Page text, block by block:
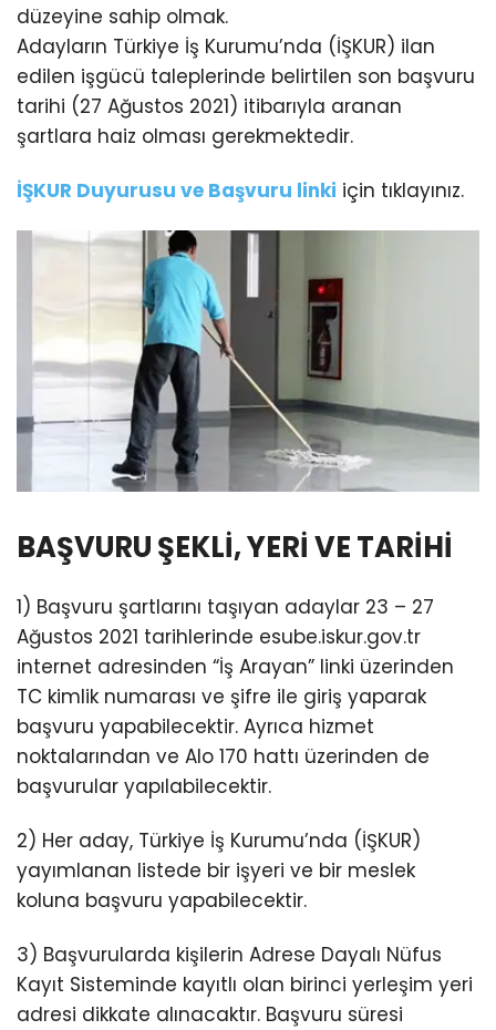
düzeyine sahip olmak.
Adayların Türkiye İş Kurumu’nda (İŞKUR) ilan
edilen işgücü taleplerinde belirtilen son başvuru
tarihi (27 Ağustos 2021) itibarıyla aranan
şartlara haiz olması gerekmektedir.
İŞKUR Duyurusu ve Başvuru linki için tıklayınız.
BAŞVURU ŞEKLİ, YERİ VE TARİHİ
1) Başvuru şartlarını taşıyan adaylar 23 – 27
Ağustos 2021 tarihlerinde esube.iskur.gov.tr
internet adresinden “İş Arayan” linki üzerinden
TC kimlik numarası ve şifre ile giriş yaparak
başvuru yapabilecektir. Ayrıca hizmet
noktalarından ve Alo 170 hattı üzerinden de
başvurular yapılabilecektir.
2) Her aday, Türkiye İş Kurumu’nda (İŞKUR)
yayımlanan listede bir işyeri ve bir meslek
koluna başvuru yapabilecektir.
3) Başvurularda kişilerin Adrese Dayalı Nüfus
Kayıt Sisteminde kayıtlı olan birinci yerleşim yeri
adresi dikkate alınacaktır. Başvuru süresi